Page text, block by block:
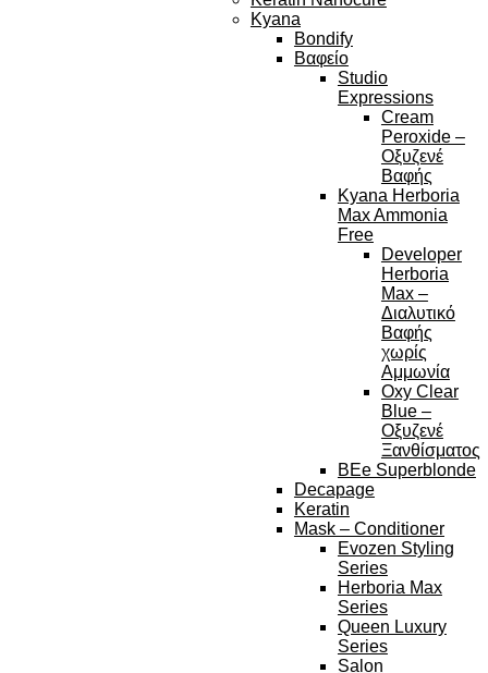
Kyana
Bondify
Βαφείο
Studio
Expressions
Cream
Peroxide –
Οξυζενέ
Βαφής
Kyana Herboria
Max Ammonia
Free
Developer
Herboria
Max –
Διαλυτικό
Βαφής
χωρίς
Αμμωνία
Oxy Clear
Blue –
Οξυζενέ
Ξανθίσματος
BEe Superblonde
Decapage
Keratin
Mask – Conditioner
Evozen Styling
Series
Herboria Max
Series
Queen Luxury
Series
Salon